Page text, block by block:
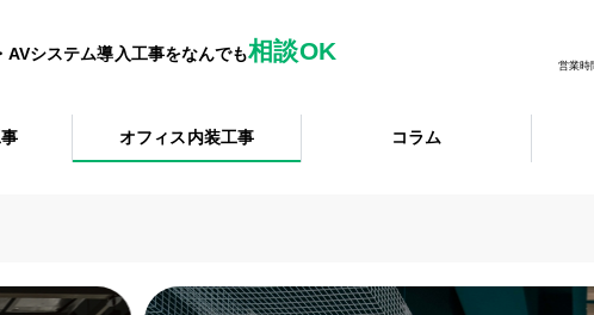
AVシステム導入工事をなんでも相談OK
営業時
オフィス内装工事 コラム